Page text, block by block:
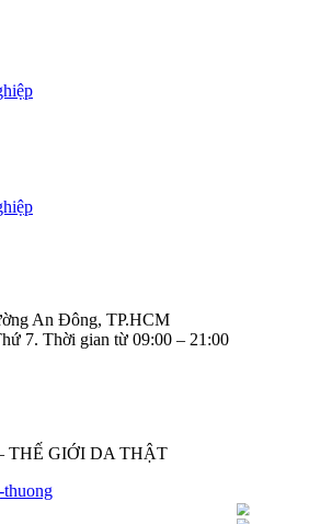
An Đông, TP.HCM
7. Thời gian từ 09:00 – 21:00
THẾ GIỚI DA THẬT